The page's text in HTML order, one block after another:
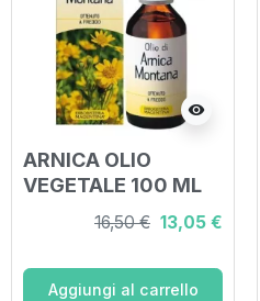
visibility
ARNICA OLIO
VEGETALE 100 ML
16,50 € 13,05 €
Aggiungi al carrello